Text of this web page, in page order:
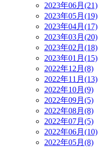
2023年06月(21)
2023年05月(19)
2023年04月(17)
2023年03月(20)
2023年02月(18)
2023年01月(15)
2022年12月(8)
2022年11月(13)
2022年10月(9)
2022年09月(5)
2022年08月(8)
2022年07月(5)
2022年06月(10)
2022年05月(8)